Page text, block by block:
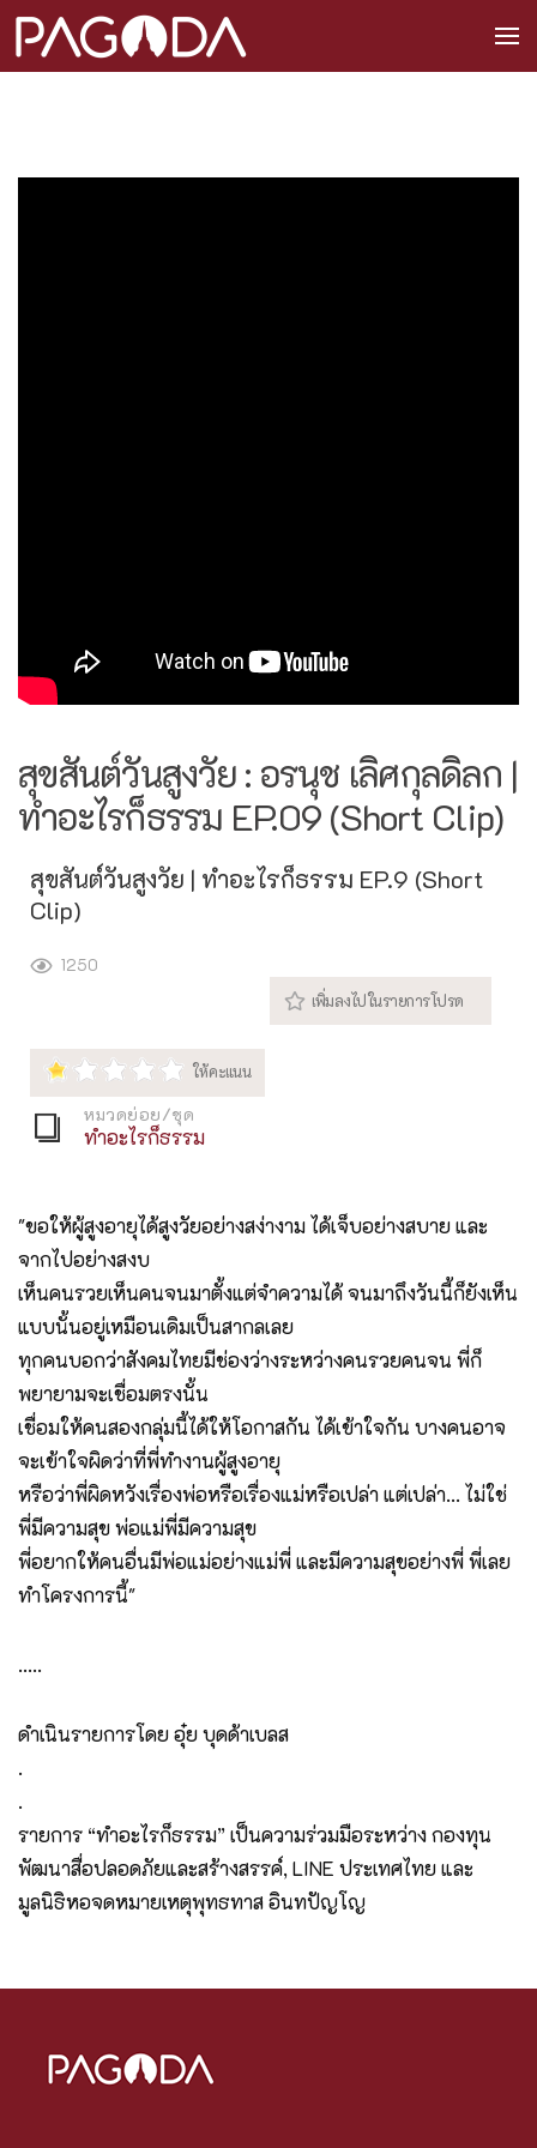
สุขสันต์วันสูงวัย : อรนุช เลิศกุลดิลก |
ทำอะไรก็ธรรม EP.09 (Short Clip)
สุขสันต์วันสูงวัย | ทำอะไรก็ธรรม EP.9 (Short
Clip)
1250
หมวดย่อย/ชุด
ทำอะไรก็ธรรม
"ขอให้ผู้สูงอายุได้สูงวัยอย่างสง่างาม ได้เจ็บอย่างสบาย และ
จากไปอย่างสงบ
เห็นคนรวยเห็นคนจนมาตั้งแต่จำความได้ จนมาถึงวันนี้ก็ยังเห็น
แบบนั้นอยู่เหมือนเดิมเป็นสากลเลย
ทุกคนบอกว่าสังคมไทยมีช่องว่างระหว่างคนรวยคนจน พี่ก็
พยายามจะเชื่อมตรงนั้น
เชื่อมให้คนสองกลุ่มนี้ได้ให้โอกาสกัน ได้เข้าใจกัน บางคนอาจ
จะเข้าใจผิดว่าที่พี่ทำงานผู้สูงอายุ
หรือว่าพี่ผิดหวังเรื่องพ่อหรือเรื่องแม่หรือเปล่า แต่เปล่า… ไม่ใช่
พี่มีความสุข พ่อแม่พี่มีความสุข
พี่อยากให้คนอื่นมีพ่อแม่อย่างแม่พี่ และมีความสุขอย่างพี่ พี่เลย
ทำโครงการนี้"
…..
ดำเนินรายการโดย อุ๋ย บุดด้าเบลส
.
.
รายการ “ทำอะไรก็ธรรม” เป็นความร่วมมือระหว่าง กองทุน
พัฒนาสื่อปลอดภัยและสร้างสรรค์, LINE ประเทศไทย และ
มูลนิธิหอจดหมายเหตุพุทธทาส อินทปัญโญ